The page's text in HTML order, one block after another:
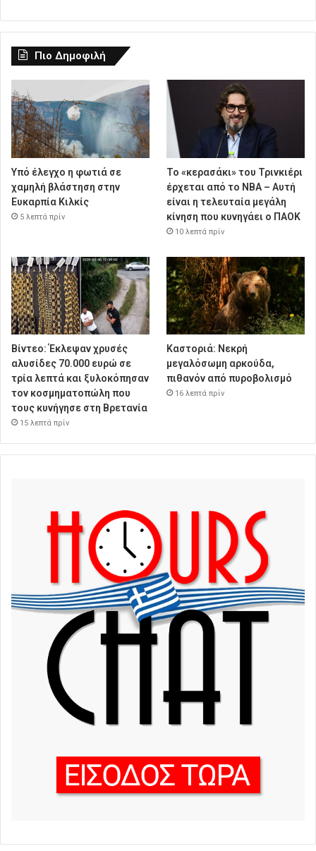
Πιο Δημοφιλή
Υπό έλεγχο η φωτιά σε
χαμηλή βλάστηση στην
Ευκαρπία Κιλκίς
5 λεπτά πρίν
Το «κερασάκι» του Τρινκιέρι
έρχεται από το NBA – Αυτή
είναι η τελευταία μεγάλη
κίνηση που κυνηγάει ο ΠΑΟΚ
10 λεπτά πρίν
Βίντεο: Έκλεψαν χρυσές
αλυσίδες 70.000 ευρώ σε
τρία λεπτά και ξυλοκόπησαν
τον κοσμηματοπώλη που
τους κυνήγησε στη Βρετανία
15 λεπτά πρίν
Καστοριά: Νεκρή
μεγαλόσωμη αρκούδα,
πιθανόν από πυροβολισμό
16 λεπτά πρίν